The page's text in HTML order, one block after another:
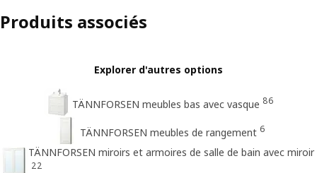
Produits associés
Explorer d'autres options
TÄNNFORSEN meubles bas avec vasque 86
TÄNNFORSEN meubles de rangement 6
TÄNNFORSEN miroirs et armoires de salle de bain avec miroir
22